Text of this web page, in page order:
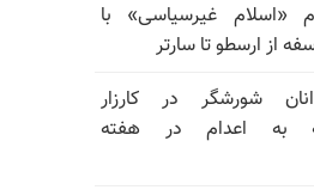
«اسلام غیرسیاسی» با
از ارسطو تا سارتر
شورشگر در کارزار
به اعدام در هفته